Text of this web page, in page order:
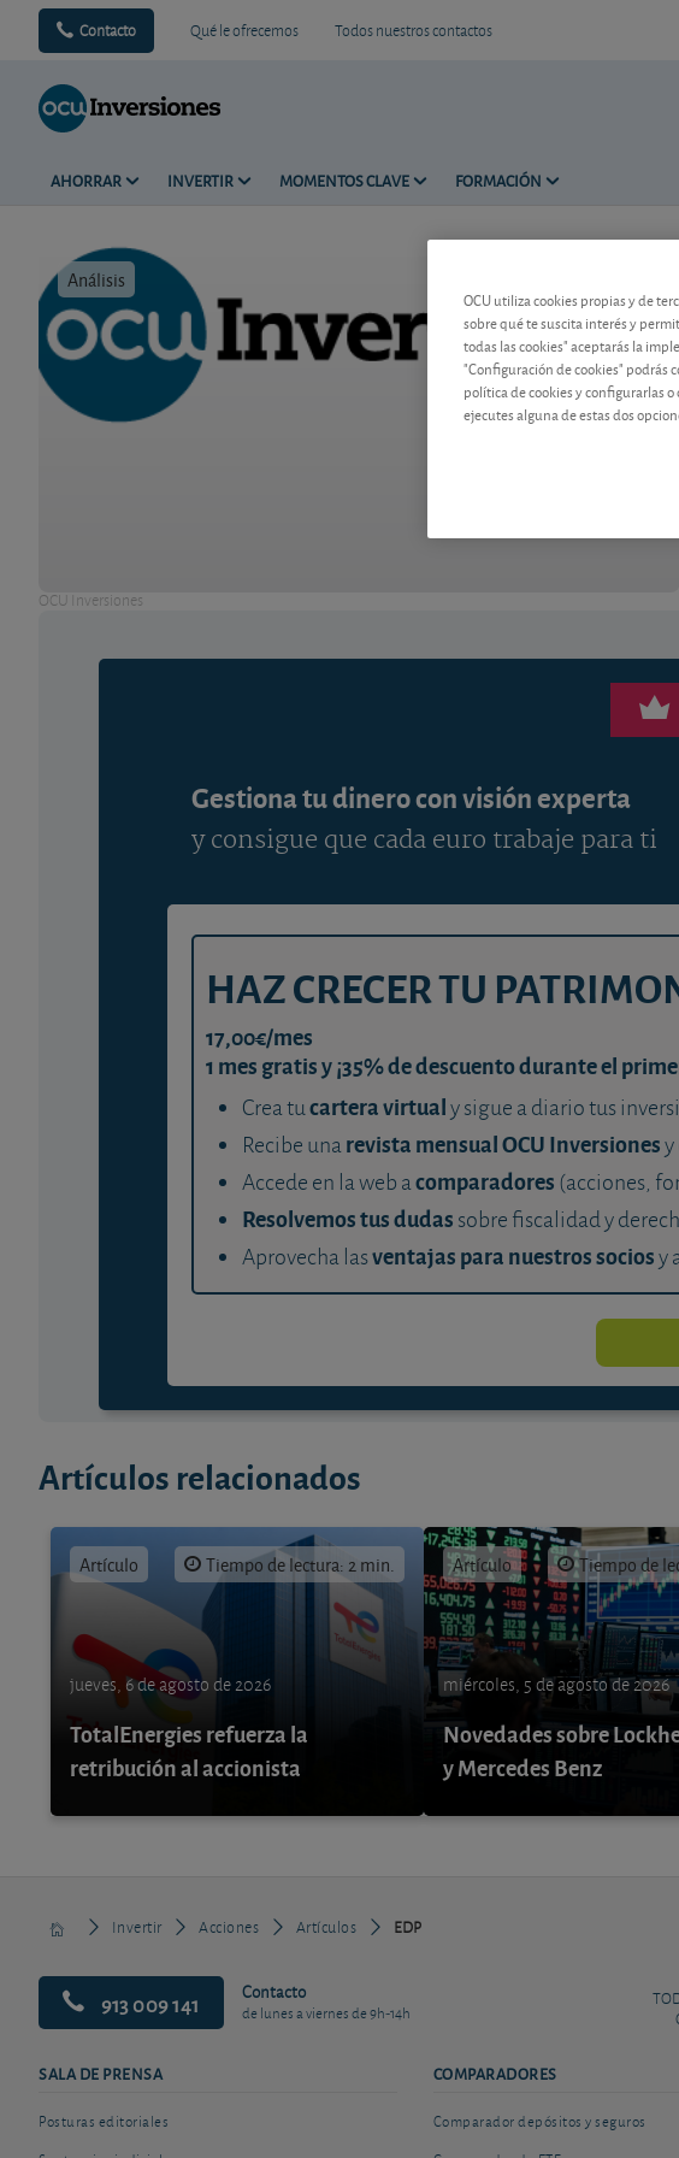
Contacto Qué le ofrecemos Todos nuestros contactos
AHORRAR INVERTIR MOMENTOS CLAVE FORMACIÓN
Análisis
OCU Inversiones
Gestiona tu dinero con visión experta
y consigue que cada euro trabaje para ti
HAZ CRECER TU
17,00€/mes
1 mes gratis y ¡35% de descuento durante el
Crea tucartera virtualy sigue a diario tus
Recibe unarevista mensual OCU Inversiones
Accede en la web acomparadores (acciones,
Resolvemos tus dudas sobre fiscalidad y
Aprovecha lasventajas para nuestros sociosy
Artículos relacionados
Artículo Tiempo de lectura: 2 min.
jueves, 6 de agosto de 2026
TotalEnergies refuerza la
retribución al accionista
Artículo Tiempo de
miércoles, 5 de agosto de 2026
Novedades sobre
y Mercedes Benz
Invertir Acciones Artículos EDP
913 009 141 Contacto
de lunes a viernes de 9h-14h
SALA DE PRENSA
Posturas editoriales
COMPARADORES
Comparador depósitos y seguros
OCU utiliza cookies propias y de
sobre qué te suscita interés y
todas las cookies" aceptarás la
"Configuración de cookies" podrás
política de cookies y configurarlas
ejecutes alguna de estas dos